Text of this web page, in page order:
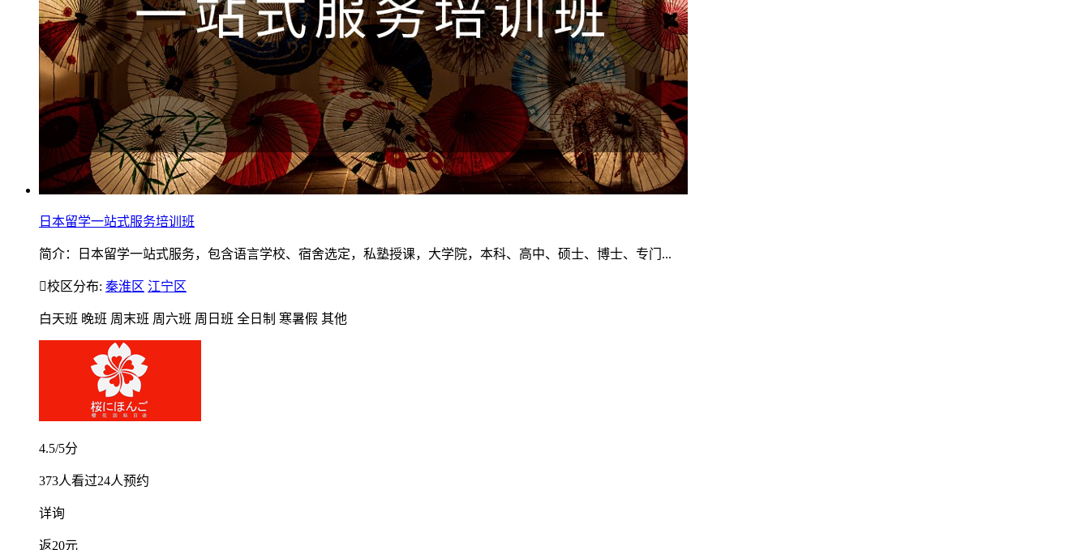
日本留学一站式服务培训班
简介：日本留学一站式服务，包含语言学校、宿舍选定，私塾授课，大学院，本科、高中、硕士、博士、专门...
校区分布: 秦淮区 江宁区
白天班 晚班 周末班 周六班 周日班 全日制 寒暑假 其他
4.5/5分
373人看过24人预约
详询
返20元